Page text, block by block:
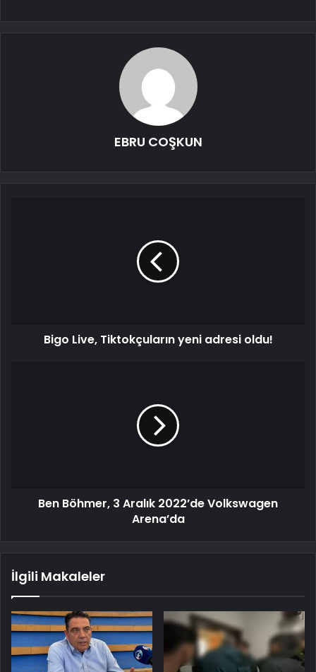
EBRU COŞKUN
Bigo Live, Tiktokçuların yeni adresi oldu!
Ben Böhmer, 3 Aralık 2022’de Volkswagen
Arena’da
İlgili Makaleler